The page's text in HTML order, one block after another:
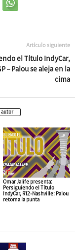
Artículo siguiente
el Título IndyCar,
– Palou se aleja en la
cima
autor
Omar Jalife presenta:
Persiguiendo el Título
IndyCar, R12-Nashville: Palou
retoma la punta